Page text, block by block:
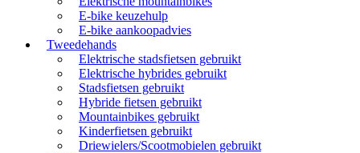
E-bike keuzehulp
E-bike aankoopadvies
Tweedehands
Elektrische stadsfietsen gebruikt
Elektrische hybrides gebruikt
Stadsfietsen gebruikt
Hybride fietsen gebruikt
Mountainbikes gebruikt
Kinderfietsen gebruikt
Driewielers/Scootmobielen gebruikt